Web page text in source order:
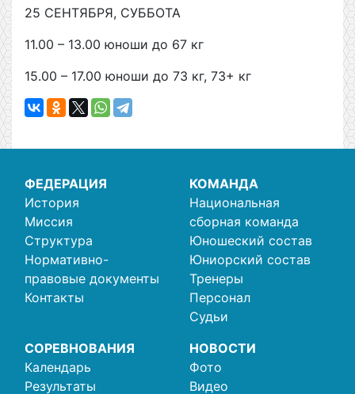
25 СЕНТЯБРЯ, СУББОТА
11.00 – 13.00 юноши до 67 кг
15.00 – 17.00 юноши до 73 кг, 73+ кг
ФЕДЕРАЦИЯ
История
Миссия
Структура
Нормативно-
правовые документы
Контакты
КОМАНДА
Национальная
сборная команда
Юношеский состав
Юниорский состав
Тренеры
Персонал
Судьи
СОРЕВНОВАНИЯ
Календарь
Результаты
НОВОСТИ
Фото
Видео